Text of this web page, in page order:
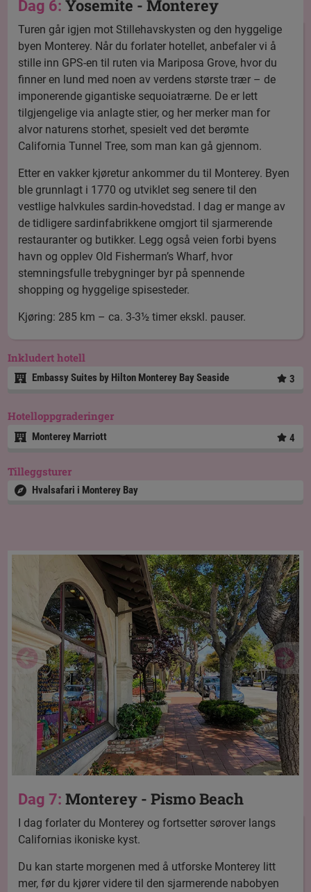
Dag 6:Yosemite - Monterey
Turen går igjen mot Stillehavskysten og den hyggelige
byen Monterey. Når du forlater hotellet, anbefaler vi å
stille inn GPS-en til ruten via Mariposa Grove, hvor du
finner en lund med noen av verdens største trær – de
imponerende gigantiske sequoiatrærne. De er lett
tilgjengelige via anlagte stier, og her merker man for
alvor naturens storhet, spesielt ved det berømte
California Tunnel Tree, som man kan gå gjennom.
Etter en vakker kjøretur ankommer du til Monterey. Byen
ble grunnlagt i 1770 og utviklet seg senere til den
vestlige halvkules sardin-hovedstad. I dag er mange av
de tidligere sardinfabrikkene omgjort til sjarmerende
restauranter og butikker. Legg også veien forbi byens
havn og opplev Old Fisherman’s Wharf, hvor
stemningsfulle trebygninger byr på spennende
shopping og hyggelige spisesteder.
Kjøring: 285 km – ca. 3-3½ timer ekskl. pauser.
Inkludert hotell
Embassy Suites by Hilton Monterey Bay Seaside 3
Hotelloppgraderinger
Monterey Marriott 4
Tilleggsturer
Hvalsafari i Monterey Bay
Dag 7:Monterey - Pismo Beach
I dag forlater du Monterey og fortsetter sørover langs
Californias ikoniske kyst.
Du kan starte morgenen med å utforske Monterey litt
mer, før du kjører videre til den sjarmerende nabobyen